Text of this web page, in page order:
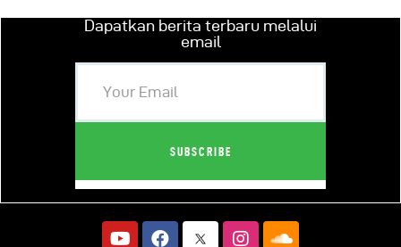
Dapatkan berita terbaru melalui
email